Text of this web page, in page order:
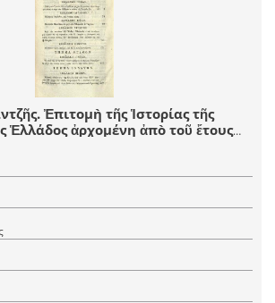
Ἐπιτομὴ τῆς Ἱστορίας τῆς
Ἑλλάδος ἀρχομένη ἀπὸ τοῦ ἔτους
τὸ 1835..., Ἀθήνα, τ. Α´-Β´, ἐκ τῆς
τοῦ Κωνστ. Καστόρχη καὶ
τ. Γ´-Δ´, ἐκ τῆς Τυπογραφίας Κ.